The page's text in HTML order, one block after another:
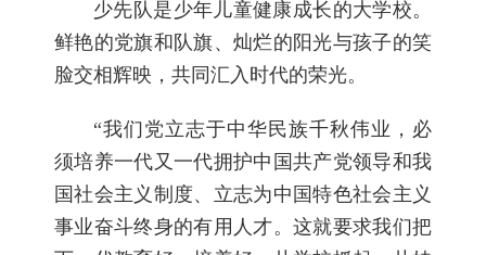
少先队是少年儿童健康成长的大学校。
鲜艳的党旗和队旗、灿烂的阳光与孩子的笑
脸交相辉映，共同汇入时代的荣光。
“我们党立志于中华民族千秋伟业，必
须培养一代又一代拥护中国共产党领导和我
国社会主义制度、立志为中国特色社会主义
事业奋斗终身的有用人才。这就要求我们把